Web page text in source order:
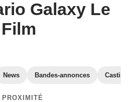
Galaxy Le
Film
News Bandes-annonces Casting
PROXIMITÉ